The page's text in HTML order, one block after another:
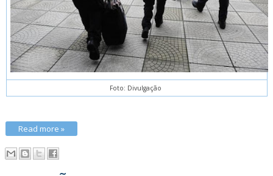
Foto: Divulgação
Read more »